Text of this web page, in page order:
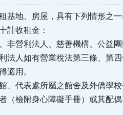
基地、房屋，具有下列情形之
計收租金：
非營利法人、慈善機構、公益
法人如有營業稅法第三條、第
適用。
、代表處所屬之館舍及外僑學校
（檢附身心障礙手冊）或其配